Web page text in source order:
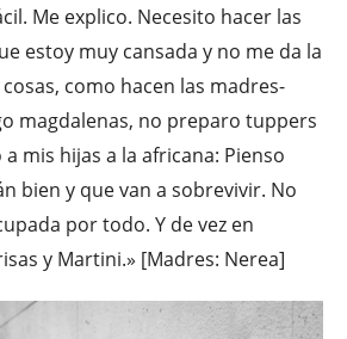
Me explico. Necesito hacer las
estoy muy cansada y no me da la
como hacen las madres-
magdalenas, no preparo tuppers
mis hijas a la africana: Pienso
bien y que van a sobrevivir. No
por todo. Y de vez en
y Martini.» [Madres: Nerea]